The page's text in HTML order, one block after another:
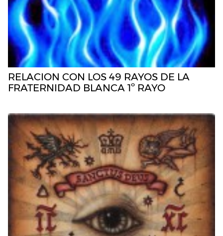
RELACION CON LOS 49 RAYOS DE LA
FRATERNIDAD BLANCA 1º RAYO